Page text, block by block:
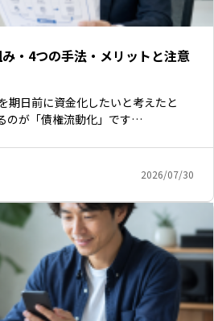
・4つの手法・メリットと注意
期日前に資金化したいと考えたと
のが「債権流動化」です…
2026/07/30